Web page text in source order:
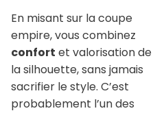
En misant sur la coupe
empire, vous combinez
confort et valorisation de
la silhouette, sans jamais
sacrifier le style. C’est
probablement l’un des